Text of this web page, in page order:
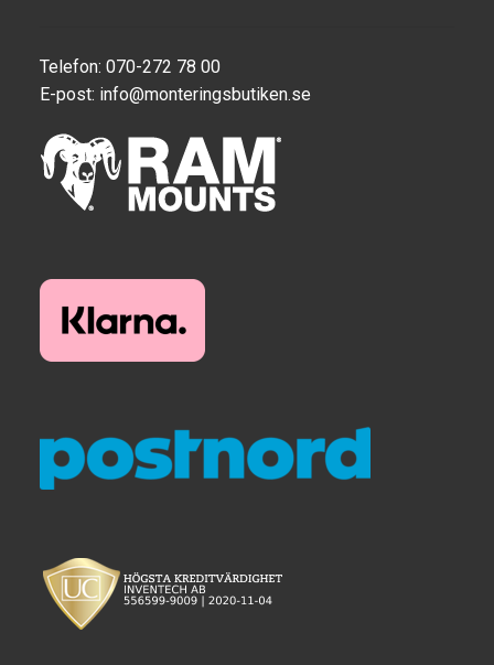
Stand-Up Paddleboard
TILL FÖRETAG
Handheld Computer
Monitor
Scanner Gun
Forklift
Telefon: 070-272 78 00
E-post: info@monteringsbutiken.se